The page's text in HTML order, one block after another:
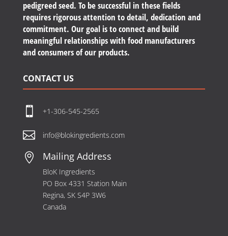
pedigreed seed. To be successful in these fields
requires rigorous attention to detail, dedication and
commitment. Our goal is to connect and build
meaningful relationships with food manufacturers
and consumers of our products.
CONTACT US
 +1-306-545-2565
 info@blokingredients.com
 Mailing Address
BloK Ingredients
PO Box 4331 Station Main
Regina, SK S4P 3W6
Canada